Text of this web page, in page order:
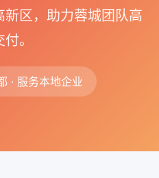
区，助力蓉城团队高
。
· 服务本地企业